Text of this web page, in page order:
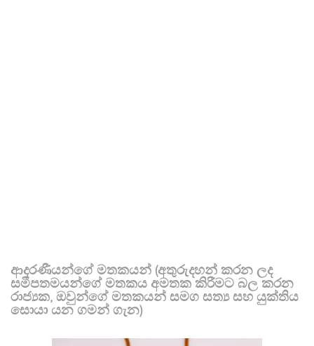
ආදරණීයන්ගේ මතකයන් (අතුරුදහන් කරන ලද
සමීපතමයන්ගේ මතකය අමතක කිරීමට බල කරන
රාජ්‍යක, ඔවුන්ගේ මතකයන් සමග සත්‍ය සහ යුක්තිය
සොයා යන ගමන් ගැන)